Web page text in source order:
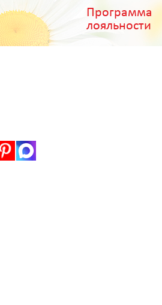
Программа
лояльности